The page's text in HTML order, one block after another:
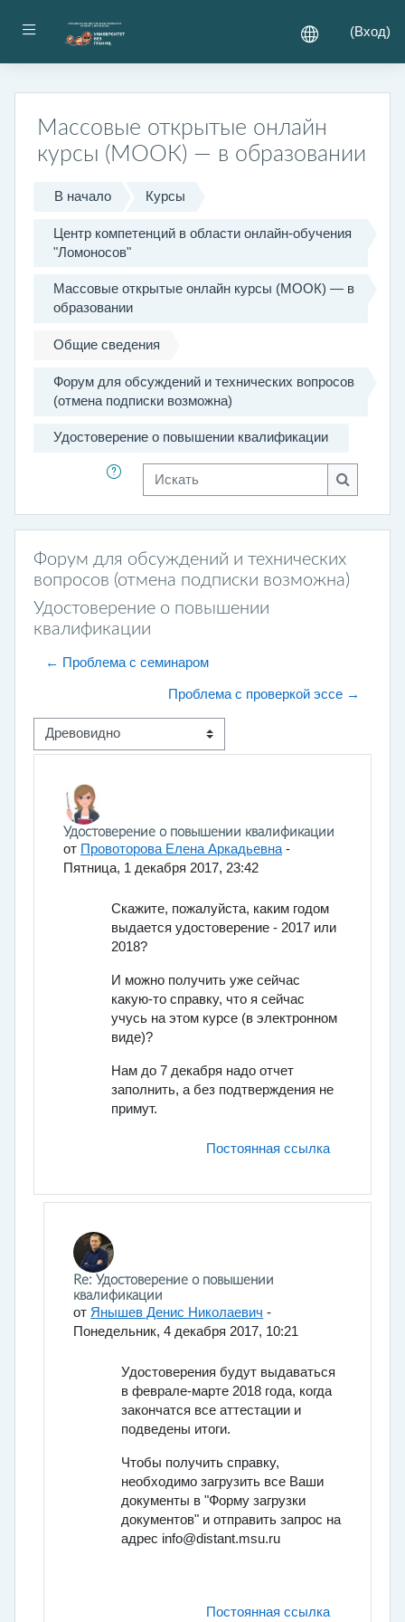
Боковая панель (Вход)
Массовые открытые онлайн
курсы (МООК) — в образовании
В начало Курсы
Центр компетенций в области онлайн-обучения
"Ломоносов"
Массовые открытые онлайн курсы (МООК) — в
образовании
Общие сведения
Форум для обсуждений и технических вопросов
(отмена подписки возможна)
Удостоверение о повышении квалификации
Искать
Искать
Форум для обсуждений и технических
вопросов (отмена подписки возможна)
Удостоверение о повышении
квалификации
← Проблема с семинаром
Проблема с проверкой эссе →
Режим отображения
Удостоверение о повышении квалификации
от Провоторова Елена Аркадьевна -
Пятница, 1 декабря 2017, 23:42
Количество ответов: 5
Скажите, пожалуйста, каким годом
выдается удостоверение - 2017 или
2018?
И можно получить уже сейчас
какую-то справку, что я сейчас
учусь на этом курсе (в электронном
виде)?
Нам до 7 декабря надо отчет
заполнить, а без подтверждения не
примут.
Постоянная ссылка
В ответ на Провоторова Елена Аркадьевна
Re: Удостоверение о повышении
квалификации
от Янышев Денис Николаевич -
Понедельник, 4 декабря 2017, 10:21
Удостоверения будут выдаваться
в феврале-марте 2018 года, когда
закончатся все аттестации и
подведены итоги.
Чтобы получить справку,
необходимо загрузить все Ваши
документы в "Форму загрузки
документов" и отправить запрос на
адрес info@distant.msu.ru
Постоянная ссылка